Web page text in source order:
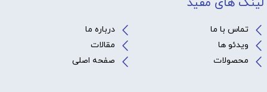
تماس با ما
درباره ما
ویدئو ها
مقالات
محصولات
صفحه اصلی